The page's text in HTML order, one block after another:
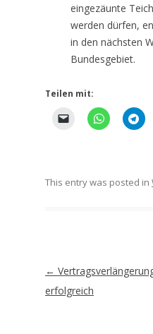
eingezäunte
werden dürfen,
in den nächsten
Bundesgebiet.
Teilen mit:
This entry was posted in
Artikel-
Navigation
←
erfolgreich